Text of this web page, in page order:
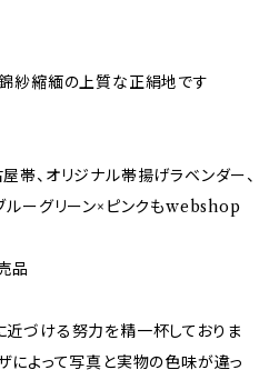
紗縮緬の上質な正絹地です
帯、オリジナル帯揚げラベンダー、
ルーグリーン×ピンクもwebshop
品
づける努力を精一杯しておりま
によって写真と実物の色味が違っ